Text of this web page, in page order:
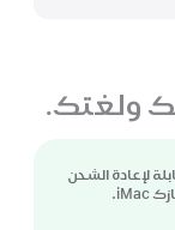
ولغتك.
لإعادة الشحن